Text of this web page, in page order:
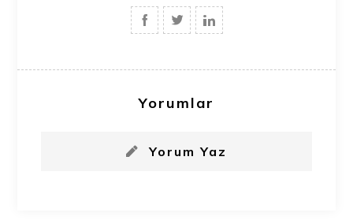
Yorumlar
Yorum Yaz